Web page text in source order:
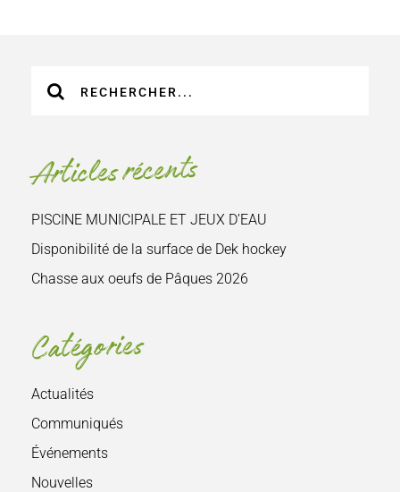
sur
Articles récents
PISCINE MUNICIPALE ET JEUX D’EAU
Disponibilité de la surface de Dek hockey
Chasse aux oeufs de Pâques 2026
Catégories
Actualités
Communiqués
Événements
Nouvelles